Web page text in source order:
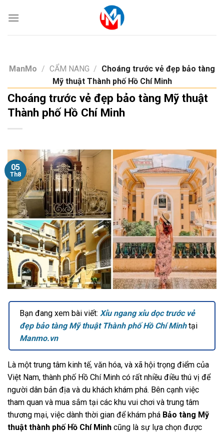
ManMo / CẨM NANG / Choáng trước vẻ đẹp bảo tàng
Mỹ thuật Thành phố Hồ Chí Minh
Choáng trước vẻ đẹp bảo tàng Mỹ thuật
Thành phố Hồ Chí Minh
05
Th8
Bạn đang xem bài viết: Xỉu ngang xỉu dọc trước vẻ
đẹp bảo tàng Mỹ thuật Thành phố Hồ Chí Minhtại
Manmo.vn
Là một trung tâm kinh tế, văn hóa, và xã hội trọng điểm của
Việt Nam, thành phố Hồ Chí Minh có rất nhiều điều thú vị để
người dân bản địa và du khách khám phá. Bên cạnh việc
tham quan và mua sắm tại các khu vui chơi và trung tâm
thương mại, việc dành thời gian để khám phá Bảo tàng Mỹ
thuật thành phố Hồ Chí Minh cũng là sự lựa chọn được